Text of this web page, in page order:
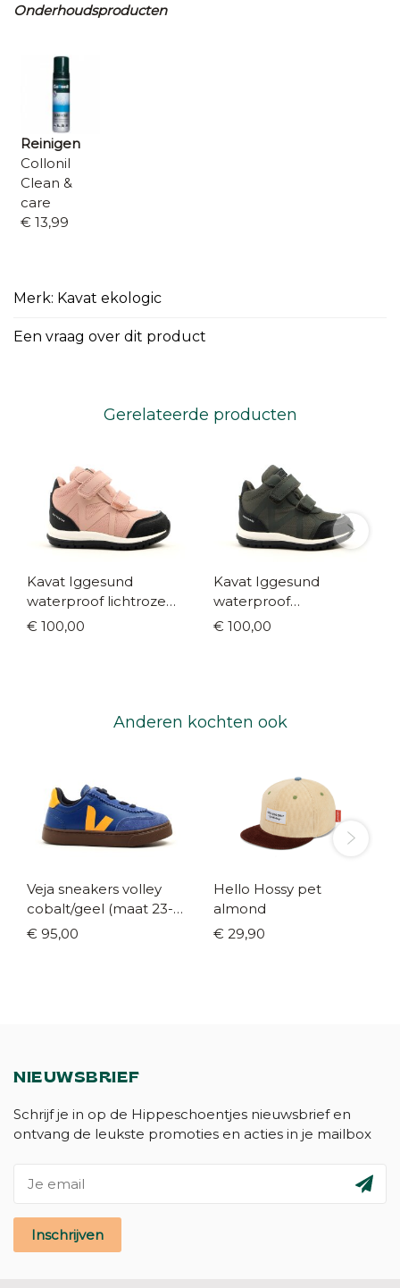
Onderhoudsproducten
Reinigen
Collonil
Clean &
care
€ 13,99
Merk: Kavat ekologic
Een vraag over dit product
Gerelateerde producten
Kavat Iggesund
waterproof lichtroze
(maat 22-35)
€ 100,00
Kavat Iggesund
waterproof
donkergroen (maat 22-
€ 100,00
Anderen kochten ook
Veja sneakers volley
cobalt/geel (maat 23-
35)
€ 95,00
Hello Hossy pet
almond
€ 29,90
NIEUWSBRIEF
Schrijf je in op de Hippeschoentjes nieuwsbrief en
ontvang de leukste promoties en acties in je mailbox
Inschrijven